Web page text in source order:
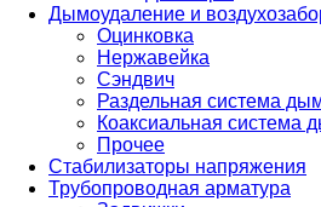
Дымоудаление и
Оцинковка
Нержавейка
Сэндвич
Раздельная система
Коаксиальная система
Прочее
Стабилизаторы напряжения
Трубопроводная арматура